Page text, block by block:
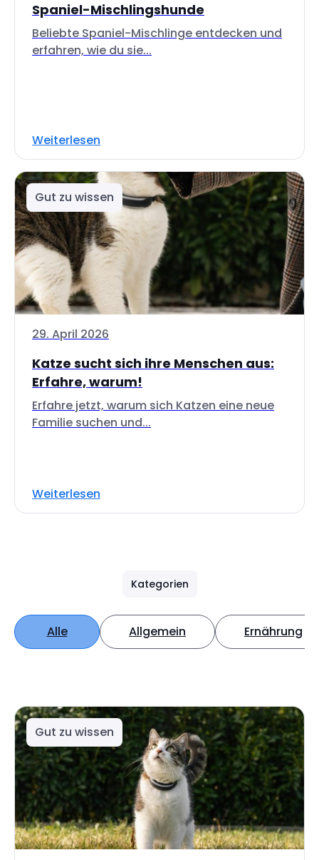
Spaniel-Mischlingshunde
Beliebte Spaniel-Mischlinge entdecken und
erfahren, wie du sie...
Weiterlesen
Gut zu wissen
29. April 2026
Katze sucht sich ihre Menschen aus:
Erfahre, warum!
Erfahre jetzt, warum sich Katzen eine neue
Familie suchen und...
Weiterlesen
Kategorien
Alle Allgemein Ernährung
Gut zu wissen